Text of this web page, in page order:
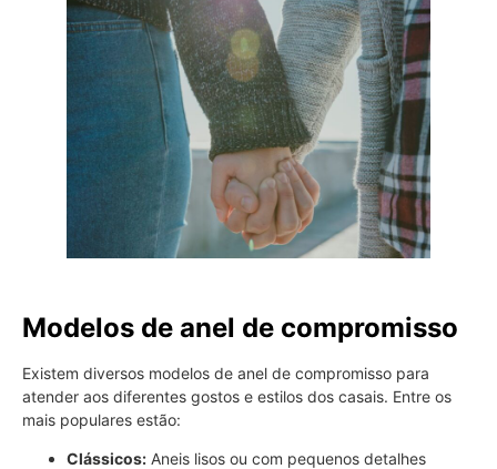
Modelos de anel de compromisso
Existem diversos modelos de anel de compromisso para
atender aos diferentes gostos e estilos dos casais. Entre os
mais populares estão:
Clássicos: Aneis lisos ou com pequenos detalhes